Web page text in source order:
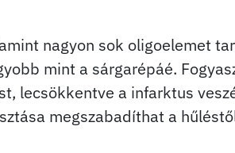
nagyon sok oligoelemet
mint a sárgarépáé.
lecsökkentve a infarktus
megszabadíthat a